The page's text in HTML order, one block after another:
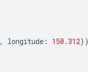
, longitude : 150.312))